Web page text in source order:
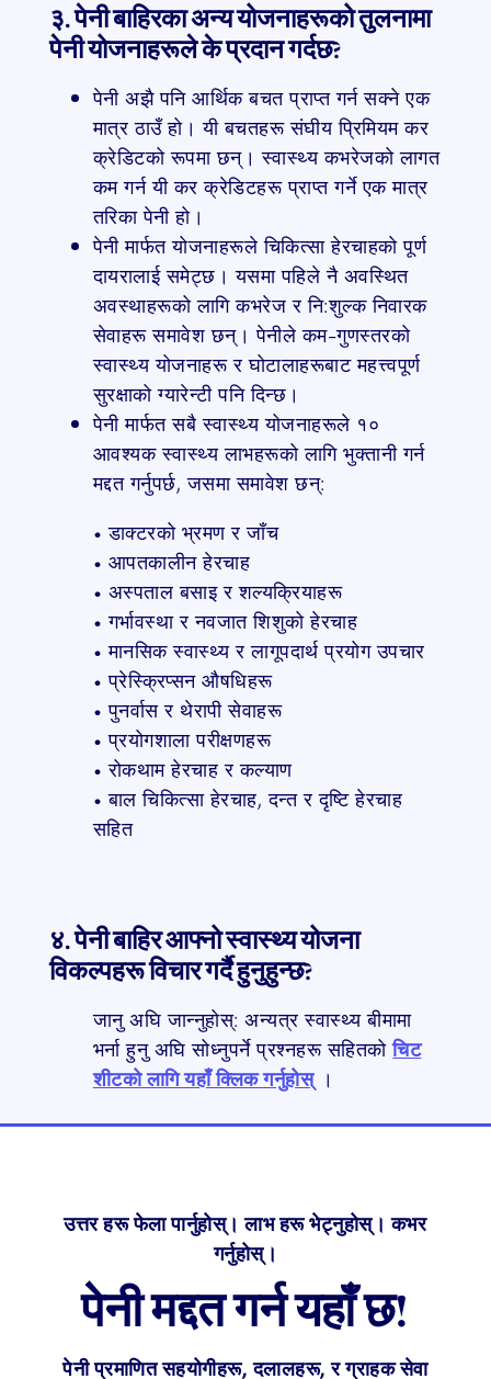
३. पेनी बाहिरका अन्य योजनाहरूको तुलनामा
पेनी योजनाहरूले के प्रदान गर्दछ?
पेनी अझै पनि आर्थिक बचत प्राप्त गर्न सक्ने एक
मात्र ठाउँ हो। यी बचतहरू संघीय प्रिमियम कर
क्रेडिटको रूपमा छन्। स्वास्थ्य कभरेजको लागत
कम गर्न यी कर क्रेडिटहरू प्राप्त गर्ने एक मात्र
तरिका पेनी हो।
पेनी मार्फत योजनाहरूले चिकित्सा हेरचाहको पूर्ण
दायरालाई समेट्छ। यसमा पहिले नै अवस्थित
अवस्थाहरूको लागि कभरेज र नि:शुल्क निवारक
सेवाहरू समावेश छन्। पेनीले कम-गुणस्तरको
स्वास्थ्य योजनाहरू र घोटालाहरूबाट महत्त्वपूर्ण
सुरक्षाको ग्यारेन्टी पनि दिन्छ।
पेनी मार्फत सबै स्वास्थ्य योजनाहरूले १०
आवश्यक स्वास्थ्य लाभहरूको लागि भुक्तानी गर्न
मद्दत गर्नुपर्छ, जसमा समावेश छन्:
• डाक्टरको भ्रमण र जाँच
• आपतकालीन हेरचाह
• अस्पताल बसाइ र शल्यक्रियाहरू
• गर्भावस्था र नवजात शिशुको हेरचाह
• मानसिक स्वास्थ्य र लागूपदार्थ प्रयोग उपचार
• प्रेस्क्रिप्सन औषधिहरू
• पुनर्वास र थेरापी सेवाहरू
• प्रयोगशाला परीक्षणहरू
• रोकथाम हेरचाह र कल्याण
• बाल चिकित्सा हेरचाह, दन्त र दृष्टि हेरचाह
सहित
४. पेनी बाहिर आफ्नो स्वास्थ्य योजना
विकल्पहरू विचार गर्दै हुनुहुन्छ?
जानु अघि जान्नुहोस्: अन्यत्र स्वास्थ्य बीमामा
भर्ना हुनु अघि सोध्नुपर्ने प्रश्नहरू सहितकोचिट
शीटको लागि यहाँ क्लिक गर्नुहोस्।
उत्तर हरू फेला पार्नुहोस्। लाभ हरू भेट्नुहोस्। कभर
गर्नुहोस्।
पेनी मद्दत गर्न यहाँ छ!
पेनी प्रमाणित सहयोगीहरू, दलालहरू, र ग्राहक सेवा